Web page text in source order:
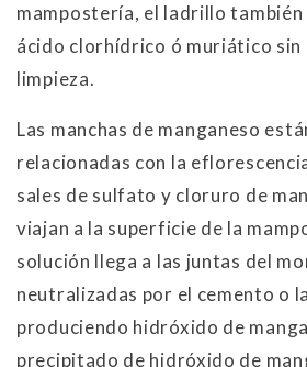
mampostería, el ladrillo también
ácido clorhídrico ó muriático
limpieza.
Las manchas de manganeso
relacionadas con la
sales de sulfato y cloruro de
viajan a la superficie de la
solución llega a las juntas del
neutralizadas por el cemento o
produciendo hidróxido de
precipitado de hidróxido de